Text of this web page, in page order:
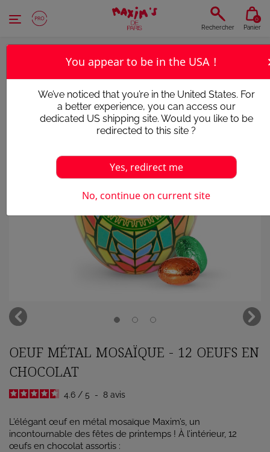
Panneau de gestion des cookies
Rechercher Panier
0
OEUF MÉTAL MOSAÏQUE - 12 OEUFS EN
CHOCOLAT
4.6 / 5 - 8 avis
L’élégant œuf en métal mosaïque Maxim’s, un
incontournable des fêtes de printemps ! À l’intérieur, 12
œufs en chocolat assortis :
You appear to be in the USA !
We’ve noticed that you’re in the United States. For
a better experience, you can access our
dedicated US shipping site. Would you like to be
redirected to this site ?
Yes, redirect me
No, continue on current site